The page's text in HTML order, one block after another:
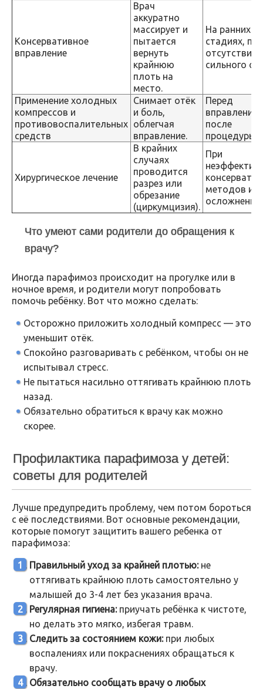
Консервативное
вправление
Врач
аккуратно
массирует и
пытается
вернуть
крайнюю
плоть на
место.
На ранних
стадиях, при
отсутствии
сильного
Применение холодных
компрессов и
противовоспалительных
средств
Снимает отёк
и боль,
облегчая
вправление.
Перед
после
процедуры.
Хирургическое лечение
В крайних
случаях
проводится
разрез или
обрезание
(циркумцизия).
При
методов
Что умеют сами родители до обращения к
врачу?
Иногда парафимоз происходит на прогулке или в
ночное время, и родители могут попробовать
помочь ребёнку. Вот что можно сделать:
Осторожно приложить холодный компресс — это
уменьшит отёк.
Спокойно разговаривать с ребёнком, чтобы он не
испытывал стресс.
Не пытаться насильно оттягивать крайнюю плоть
назад.
Обязательно обратиться к врачу как можно
скорее.
Профилактика парафимоза у детей:
советы для родителей
Лучше предупредить проблему, чем потом бороться
с её последствиями. Вот основные рекомендации,
которые помогут защитить вашего ребенка от
парафимоза:
Правильный уход за крайней плотью:не
оттягивать крайнюю плоть самостоятельно у
малышей до 3-4 лет без указания врача.
Регулярная гигиена:приучать ребёнка к чистоте,
но делать это мягко, избегая травм.
Следить за состоянием кожи:при любых
воспалениях или покраснениях обращаться к
врачу.
Обязательно сообщать врачу о любых